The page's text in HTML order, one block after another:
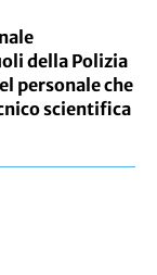
della Polizia
personale che
scientifica